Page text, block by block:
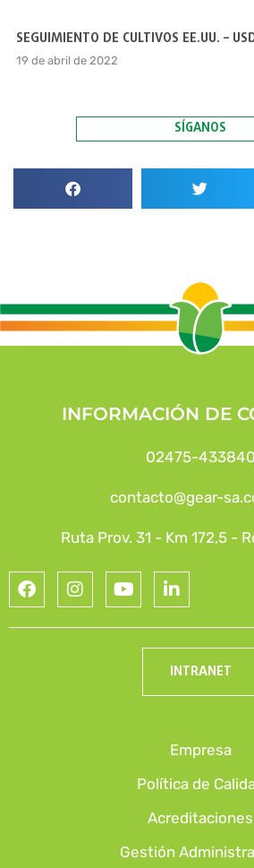
SEGUIMIENTO DE CULTIVOS EE.UU. –
19 de abril de 2022
SÍGANOS
INFORMACIÓN DE
02475-433840
contacto@gear-
Ruta Prov. 31 - Km 172,5 -
INTRANET
Empresa
Política de
Acreditaciones
Gestión